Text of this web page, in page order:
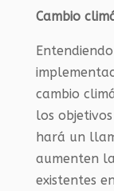
Cambio
cambio
los
hará un
aumenten
existentes